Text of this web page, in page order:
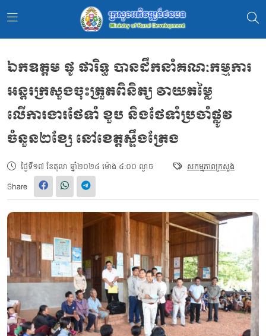
ឯកឧត្តម ផូ ផារិទ្ធ បានដឹកនាំគណៈកម្មការ
អន្តរក្រសួងចុះត្រួតពិនិត្យ វាយតម្លៃ
លើការងារថែទាំ ខួប និងថែទាំប្រចាំផ្លូវ
ចំនួន២ខ្សែ នៅខេត្តស្ទឹងត្រែង
ថ្ងៃទី១៧ ខែតុលា ឆ្នាំ២០២៤ ម៉ោង ៤:០០ ល្ងាច សកម្មភាពក្រសួង
Share